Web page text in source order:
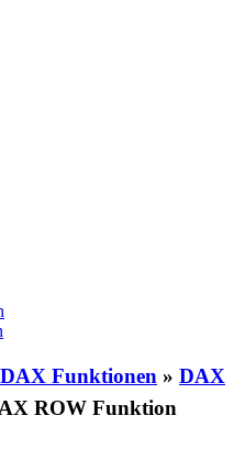
DAX Funktionen » DAX
ROW Funktion